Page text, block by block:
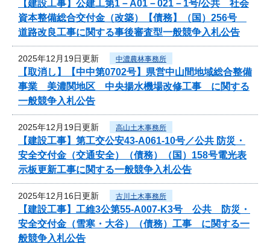
【建設工事】公建工第1－A01－021－1号/公共 社会
資本整備総合交付金（改築）【債務】（国）256号
道路改良工事に関する事後審査型一般競争入札公告
2025年12月19日更新 中濃農林事務所
【取消し】【中中第0702号】県営中山間地域総合整備
事業 美濃関地区 中央揚水機場改修工事 に関する
一般競争入札公告
2025年12月19日更新 高山土木事務所
【建設工事】第工交公安43-A061-10号／公共 防災・
安全交付金（交通安全）（債務）（国）158号電光表
示板更新工事に関する一般競争入札公告
2025年12月16日更新 古川土木事務所
【建設工事】工維3公第55-A007-K3号 公共 防災・
安全交付金（雪寒・大谷）（債務）工事 に関する一
般競争入札公告